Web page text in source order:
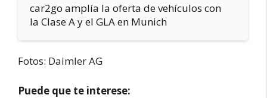
car2go amplía la oferta de vehículos con
la Clase A y el GLA en Munich
Fotos: Daimler AG
Puede que te interese: